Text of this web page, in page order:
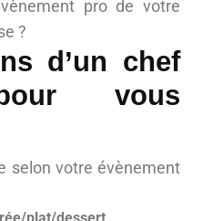
pro de votre
?
d’un chef
vous
selon votre évènement